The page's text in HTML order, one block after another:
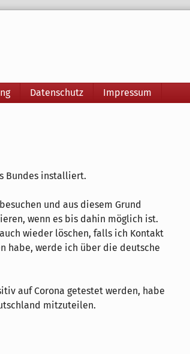
Datenschutz Impressum
Bundes installiert.
und aus diesem Grund
wenn es bis dahin möglich ist.
wieder löschen, falls ich Kontakt
habe, werde ich über die deutsche
auf Corona getestet werden, habe
mitzuteilen.